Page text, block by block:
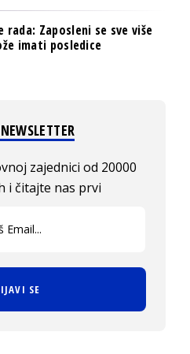
Zaposleni se sve više
imati posledice
zajednici od 20000
i čitajte nas prvi
SE